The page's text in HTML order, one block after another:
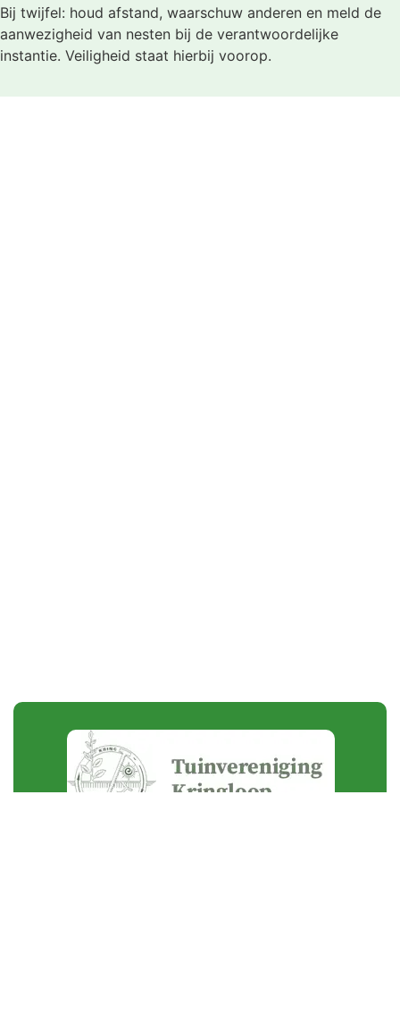
Bij twijfel: houd afstand, waarschuw anderen en meld de
aanwezigheid van nesten bij de verantwoordelijke
instantie. Veiligheid staat hierbij voorop.